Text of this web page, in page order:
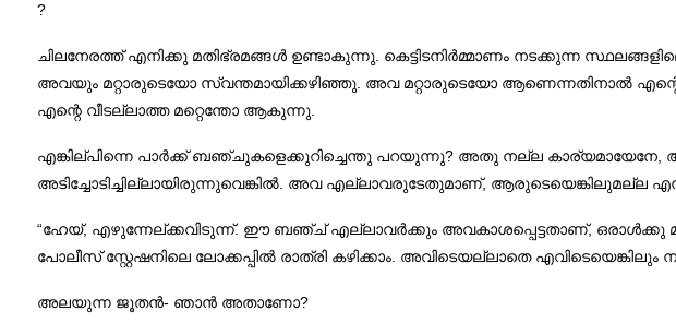
?
ചിലനേരത്ത് എനിക്കു മതിഭ്രമങ്ങൾ ഉണ്ടാകുന്നു. കെട്ടിടനിർമ്മാണം നടക്കുന്ന
അവയും മറ്റാരുടെയോ സ്വന്തമായിക്കഴിഞ്ഞു. അവ മറ്റാരുടെയോ ആണെന്നതിനാൽ
എന്റെ വീടല്ലാത്ത മറ്റെന്തോ ആകുന്നു.
എങ്കില്പിന്നെ പാർക്ക് ബഞ്ചുകളെക്കുറിച്ചെന്തു പറയുന്നു? അതു നല്ല കാര്യമായേനേ,
അടിച്ചോടിച്ചില്ലായിരുന്നുവെങ്കിൽ. അവ എല്ലാവരുടേതുമാണ്‌, ആരുടെയെങ്കിലുമല്ല
“ഹേയ്, എഴുന്നേല്ക്കവിടുന്ന്. ഈ ബഞ്ച് എല്ലാവർക്കും അവകാശപ്പെട്ടതാണ്‌, ഒരാൾക്കു
പോലീസ് സ്റ്റേഷനിലെ ലോക്കപ്പിൽ രാത്രി കഴിക്കാം. അവിടെയല്ലാതെ
അലയുന്ന ജൂതൻ- ഞാൻ അതാണോ?